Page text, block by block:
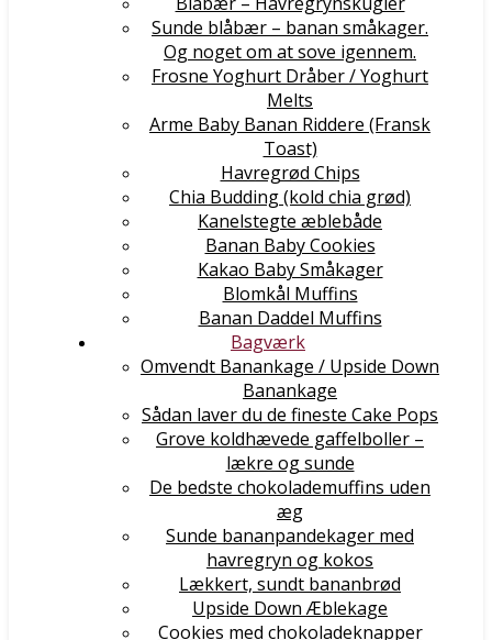
Sunde blåbær – banan småkager.
Og noget om at sove igennem.
Frosne Yoghurt Dråber / Yoghurt
Melts
Arme Baby Banan Riddere (Fransk
Toast)
Havregrød Chips
Chia Budding (kold chia grød)
Kanelstegte æblebåde
Banan Baby Cookies
Kakao Baby Småkager
Blomkål Muffins
Banan Daddel Muffins
Bagværk
Omvendt Banankage / Upside Down
Banankage
Sådan laver du de fineste Cake Pops
Grove koldhævede gaffelboller –
lækre og sunde
De bedste chokolademuffins uden
æg
Sunde bananpandekager med
havregryn og kokos
Lækkert, sundt bananbrød
Upside Down Æblekage
Cookies med chokoladeknapper